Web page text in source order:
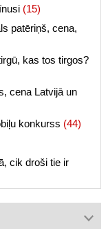
(15)
patēriņš, cena,
kas tos tirgos?
cena Latvijā un
konkurss (44)
cik droši tie ir